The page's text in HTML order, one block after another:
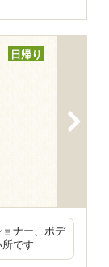
日帰り
ナー、ボデ
です…